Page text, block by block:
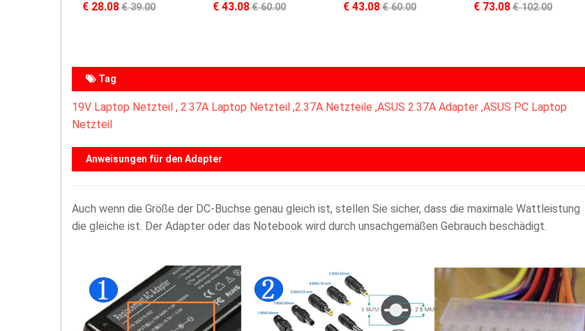
€ 28.08€ 39.00 € 43.08€ 60.00 € 43.08€ 60.00 € 73.08€ 102.00
Tag
19V Laptop Netzteil , 2.37A Laptop Netzteil ,2.37A Netzteile ,ASUS 2.37A Adapter ,ASUS PC Laptop
Netzteil
Anweisungen für den Adapter
Auch wenn die Größe der DC-Buchse genau gleich ist, stellen Sie sicher, dass die maximale Wattleistung
die gleiche ist. Der Adapter oder das Notebook wird durch unsachgemäßen Gebrauch beschädigt.